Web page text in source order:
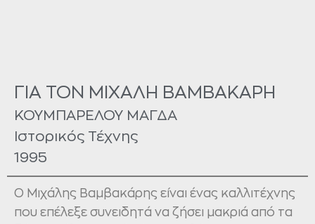
ΓΙΑ ΤΟΝ ΜΙΧΑΛΗ ΒΑΜΒΑΚΑΡΗ
ΚΟΥΜΠΑΡΕΛΟΥ ΜΑΓΔΑ
Ιστορικός Τέχνης
1995
Ο Μιχάλης Βαμβακάρης είναι ένας καλλιτέχνης
που επέλεξε συνειδητά να ζήσει μακριά από τα